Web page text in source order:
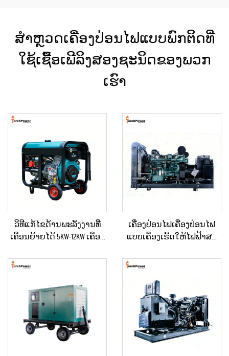
ສຳຫຼວດເຄື່ອງປ່ອນໄຟແບບພົກຕິດທີ່
ໃຊ້ເຊື້ອເພີລິງສອງຊະນິດຂອງພວກ
ເຮົາ
ວິທີແກ້ໄຂດ້ານພະລັງງານທີ່
ເຄື່ອນຍ້າຍໄດ້ 5KW-12KW ເຄື່ອງ
ຮ້ານຄ້າ / ການກໍ່ສ້າງ / ການ
ເຄື່ອງປ່ອນໄຟເຄື່ອງປ່ອນໄຟ
ແບບເຄື່ອງເຮັດໃຫ້ໄຟຟ້າສະ
ອາຄານເພື່ອການຄ້າ ແລະ
ສະຫງາດໄຟສຳຮອງ